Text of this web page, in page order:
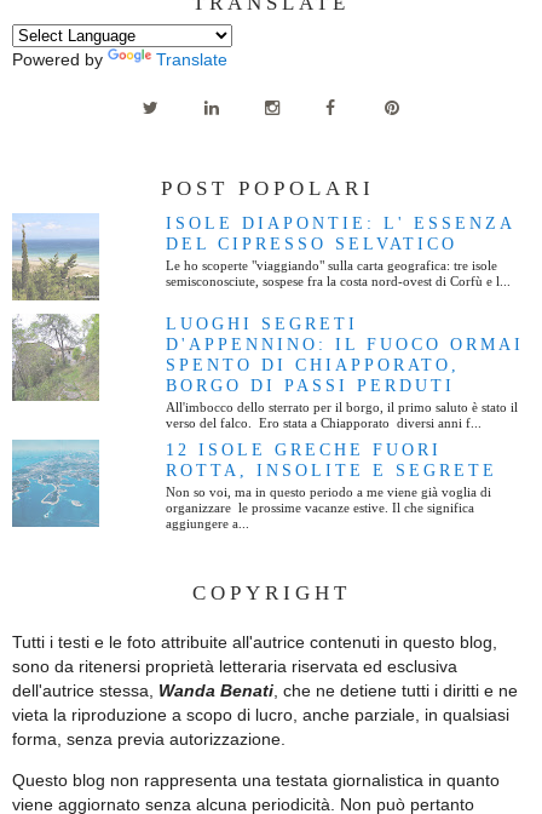
Powered by Translate
POST POPOLARI
ISOLE DIAPONTIE: L' ESSENZA
DEL CIPRESSO SELVATICO
Le ho scoperte "viaggiando" sulla carta geografica: tre isole
semisconosciute, sospese fra la costa nord-ovest di Corfù e l...
LUOGHI SEGRETI
D'APPENNINO: IL FUOCO ORMAI
SPENTO DI CHIAPPORATO,
BORGO DI PASSI PERDUTI
All'imbocco dello sterrato per il borgo, il primo saluto è stato il
verso del falco. Ero stata a Chiapporato diversi anni f...
12 ISOLE GRECHE FUORI
ROTTA, INSOLITE E SEGRETE
Non so voi, ma in questo periodo a me viene già voglia di
organizzare le prossime vacanze estive. Il che significa
aggiungere a...
COPYRIGHT
Tutti i testi e le foto attribuite all'autrice contenuti in questo blog,
sono da ritenersi proprietà letteraria riservata ed esclusiva
dell'autrice stessa, Wanda Benati , che ne detiene tutti i diritti e ne
vieta la riproduzione a scopo di lucro, anche parziale, in qualsiasi
forma, senza previa autorizzazione.
Questo blog non rappresenta una testata giornalistica in quanto
viene aggiornato senza alcuna periodicità. Non può pertanto